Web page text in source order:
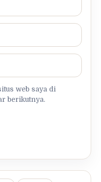
web saya di
berikutnya.